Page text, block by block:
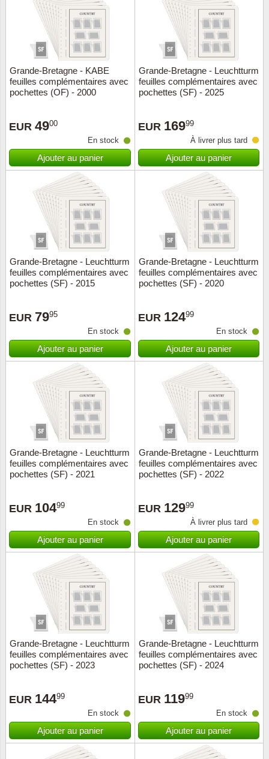
Grande-Bretagne - KABE
feuilles complémentaires avec
pochettes (OF) - 2000
EUR 4900
En stock
Ajouter au panier
Grande-Bretagne - Leuchtturm
feuilles complémentaires avec
pochettes (SF) - 2025
EUR 16999
À livrer plus tard
Ajouter au panier
Grande-Bretagne - Leuchtturm
feuilles complémentaires avec
pochettes (SF) - 2015
EUR 7995
En stock
Ajouter au panier
Grande-Bretagne - Leuchtturm
feuilles complémentaires avec
pochettes (SF) - 2020
EUR 12499
En stock
Ajouter au panier
Grande-Bretagne - Leuchtturm
feuilles complémentaires avec
pochettes (SF) - 2021
EUR 10499
En stock
Ajouter au panier
Grande-Bretagne - Leuchtturm
feuilles complémentaires avec
pochettes (SF) - 2022
EUR 12999
À livrer plus tard
Ajouter au panier
Grande-Bretagne - Leuchtturm
feuilles complémentaires avec
pochettes (SF) - 2023
EUR 14499
En stock
Ajouter au panier
Grande-Bretagne - Leuchtturm
feuilles complémentaires avec
pochettes (SF) - 2024
EUR 11999
En stock
Ajouter au panier